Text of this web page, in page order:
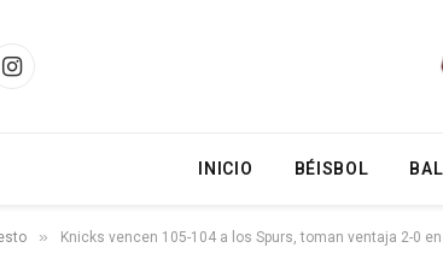
Instagram
INICIO BÉISBOL
» Knicks vencen 105-104 a los Spurs, toman ventaja 2-0